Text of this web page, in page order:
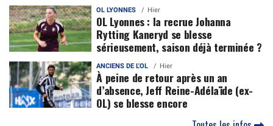
OL LYONNES Hier
OL Lyonnes : la recrue Johanna
Rytting Kaneryd se blesse
sérieusement, saison déjà terminée ?
ANCIENS DE L'OL Hier
À peine de retour après un an
d’absence, Jeff Reine-Adélaïde (ex-
OL) se blesse encore